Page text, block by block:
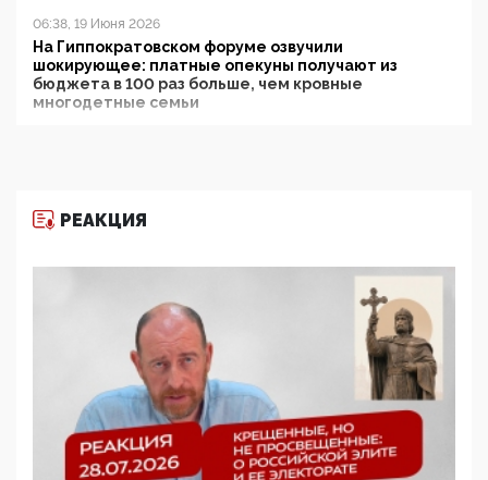
06:38, 19 Июня 2026
На Гиппократовском форуме озвучили
шокирующее: платные опекуны получают из
бюджета в 100 раз больше, чем кровные
многодетные семьи
11:53, 09 Июня 2026
деятельность ИИТО ЮНЕСКО в России, но
цифроглобалисты продолжают определять
повестку в образовании
09:43, 01 Июня 2026
5G за счет здоровья граждан: Минцифры намерено
отобрать у регионов и муниципалитетов право
защищать жилые дома и социальные объекты от
05:58, 26 Мая 2026
РЕАКЦИЯ